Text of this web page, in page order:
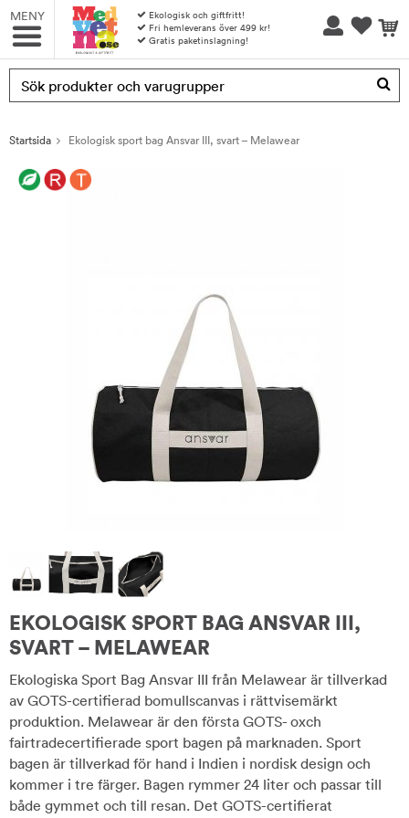
MENY
Ekologisk och giftfritt!
Fri hemleverans över 499 kr!
Gratis paketinslagning!
Produkten har blivit tillagd i varukorgen
Startsida Ekologisk sport bag Ansvar III, svart – Melawear
EKOLOGISK SPORT BAG ANSVAR III,
SVART – MELAWEAR
Ekologiska Sport Bag Ansvar III från Melawear är tillverkad
av GOTS-certifierad bomullscanvas i rättvisemärkt
produktion. Melawear är den första GOTS- oxch
fairtradecertifierade sport bagen på marknaden. Sport
bagen är tillverkad för hand i Indien i nordisk design och
kommer i tre färger. Bagen rymmer 24 liter och passar till
både gymmet och till resan. Det GOTS-certifierat